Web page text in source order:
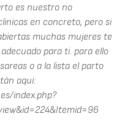
es nuestro no
en concreto, pero si
muchas mujeres te
para ti. para ello
o a la lista el parto
aqui:
index.php?